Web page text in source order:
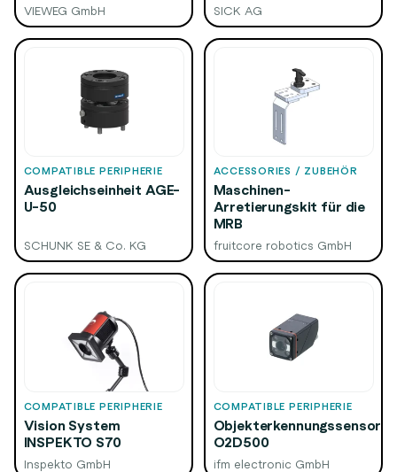
VIEWEG GmbH SICK AG
COMPATIBLE PERIPHERIE
Ausgleichseinheit AGE-
U-50
SCHUNK SE & Co. KG
ACCESSORIES / ZUBEHÖR
Maschinen-
Arretierungskit für die
MRB
fruitcore robotics GmbH
COMPATIBLE PERIPHERIE
Vision System
INSPEKTO S70
Inspekto GmbH
COMPATIBLE PERIPHERIE
Objekterkennungssensor
O2D500
ifm electronic GmbH